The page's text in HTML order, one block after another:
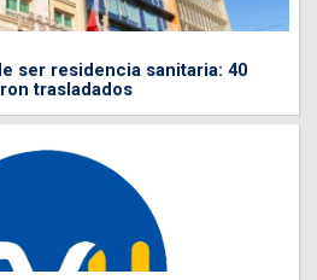
ser residencia sanitaria: 40
trasladados